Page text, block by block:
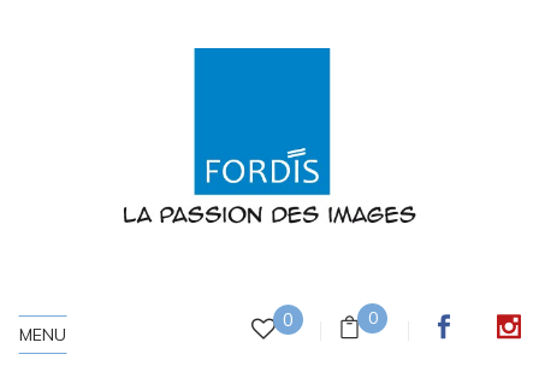
0 0
MENU